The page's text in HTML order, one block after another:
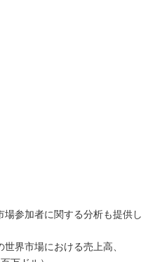
参加者に関する分析も提供し
界市場における売上高、